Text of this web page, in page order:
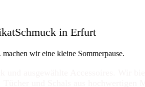
in Erfurt
machen wir eine kleine Sommerpause.